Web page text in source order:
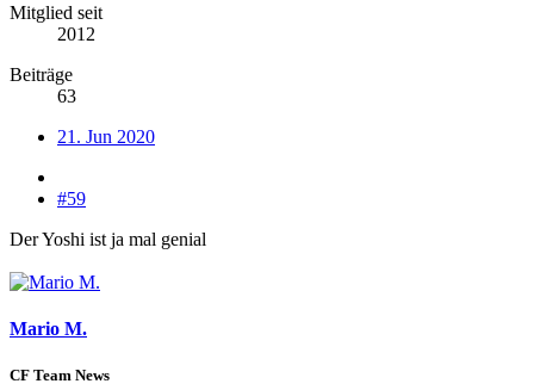
Mitglied seit
2012
Beiträge
63
21. Jun 2020
#59
Der Yoshi ist ja mal genial
Mario M.
CF Team News